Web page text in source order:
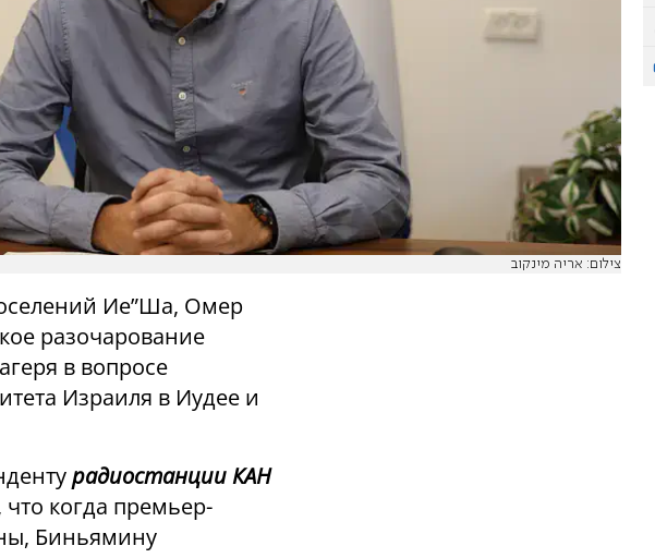
צילום: אריה מינקוב
Ие”Ша, Омер
разочарование
в вопросе
Израиля в Иудее и
радиостанции КАН
что когда премьер-
Биньямину